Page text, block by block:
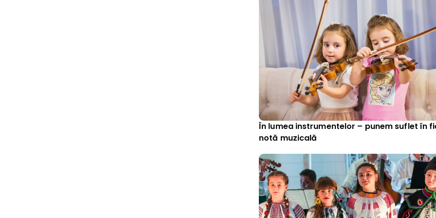
În lumea instrumentelor – punem suflet în
notă muzicală